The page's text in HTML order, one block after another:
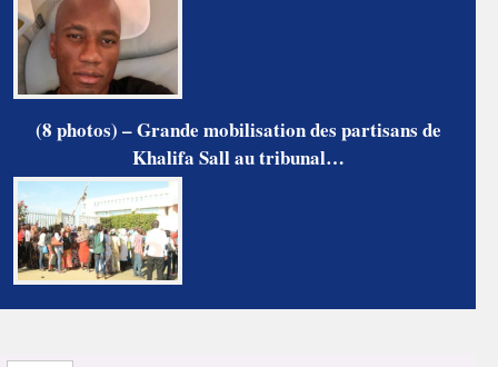
(8 photos) – Grande mobilisation des partisans de
Khalifa Sall au tribunal…